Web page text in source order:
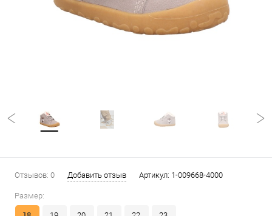
Отзывов: 0 Добавить отзыв Артикул: 1-009668-4000
Размер: